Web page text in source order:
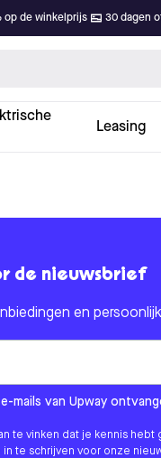
op de winkelprijs 30 dagen
Leasing
de nieuwsbrief
en
from us?
mails van Upway
te vinken dat je kennis hebt
te schrijven voor onze